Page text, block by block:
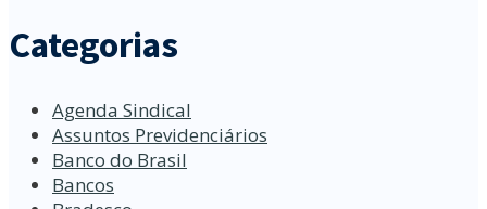
Categorias
Agenda Sindical
Assuntos Previdenciários
Banco do Brasil
Bancos